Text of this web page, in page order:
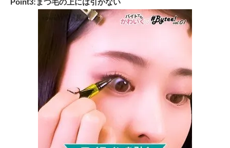
Point3:まつ毛の上には引かない